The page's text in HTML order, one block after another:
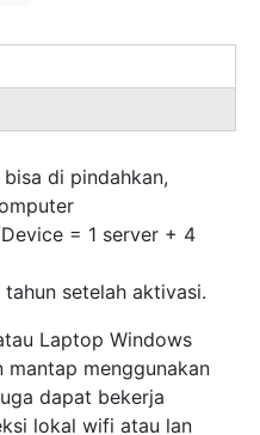
di pindahkan,
= 1 server + 4
tahun setelah aktivasi.
Laptop Windows
mantap menggunakan
dapat bekerja
lokal wifi atau lan